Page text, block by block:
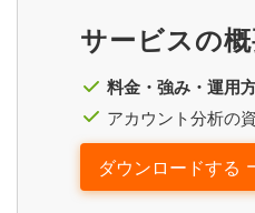
サービスの
料金・強み・運用
アカウント分析の
ダウンロードする